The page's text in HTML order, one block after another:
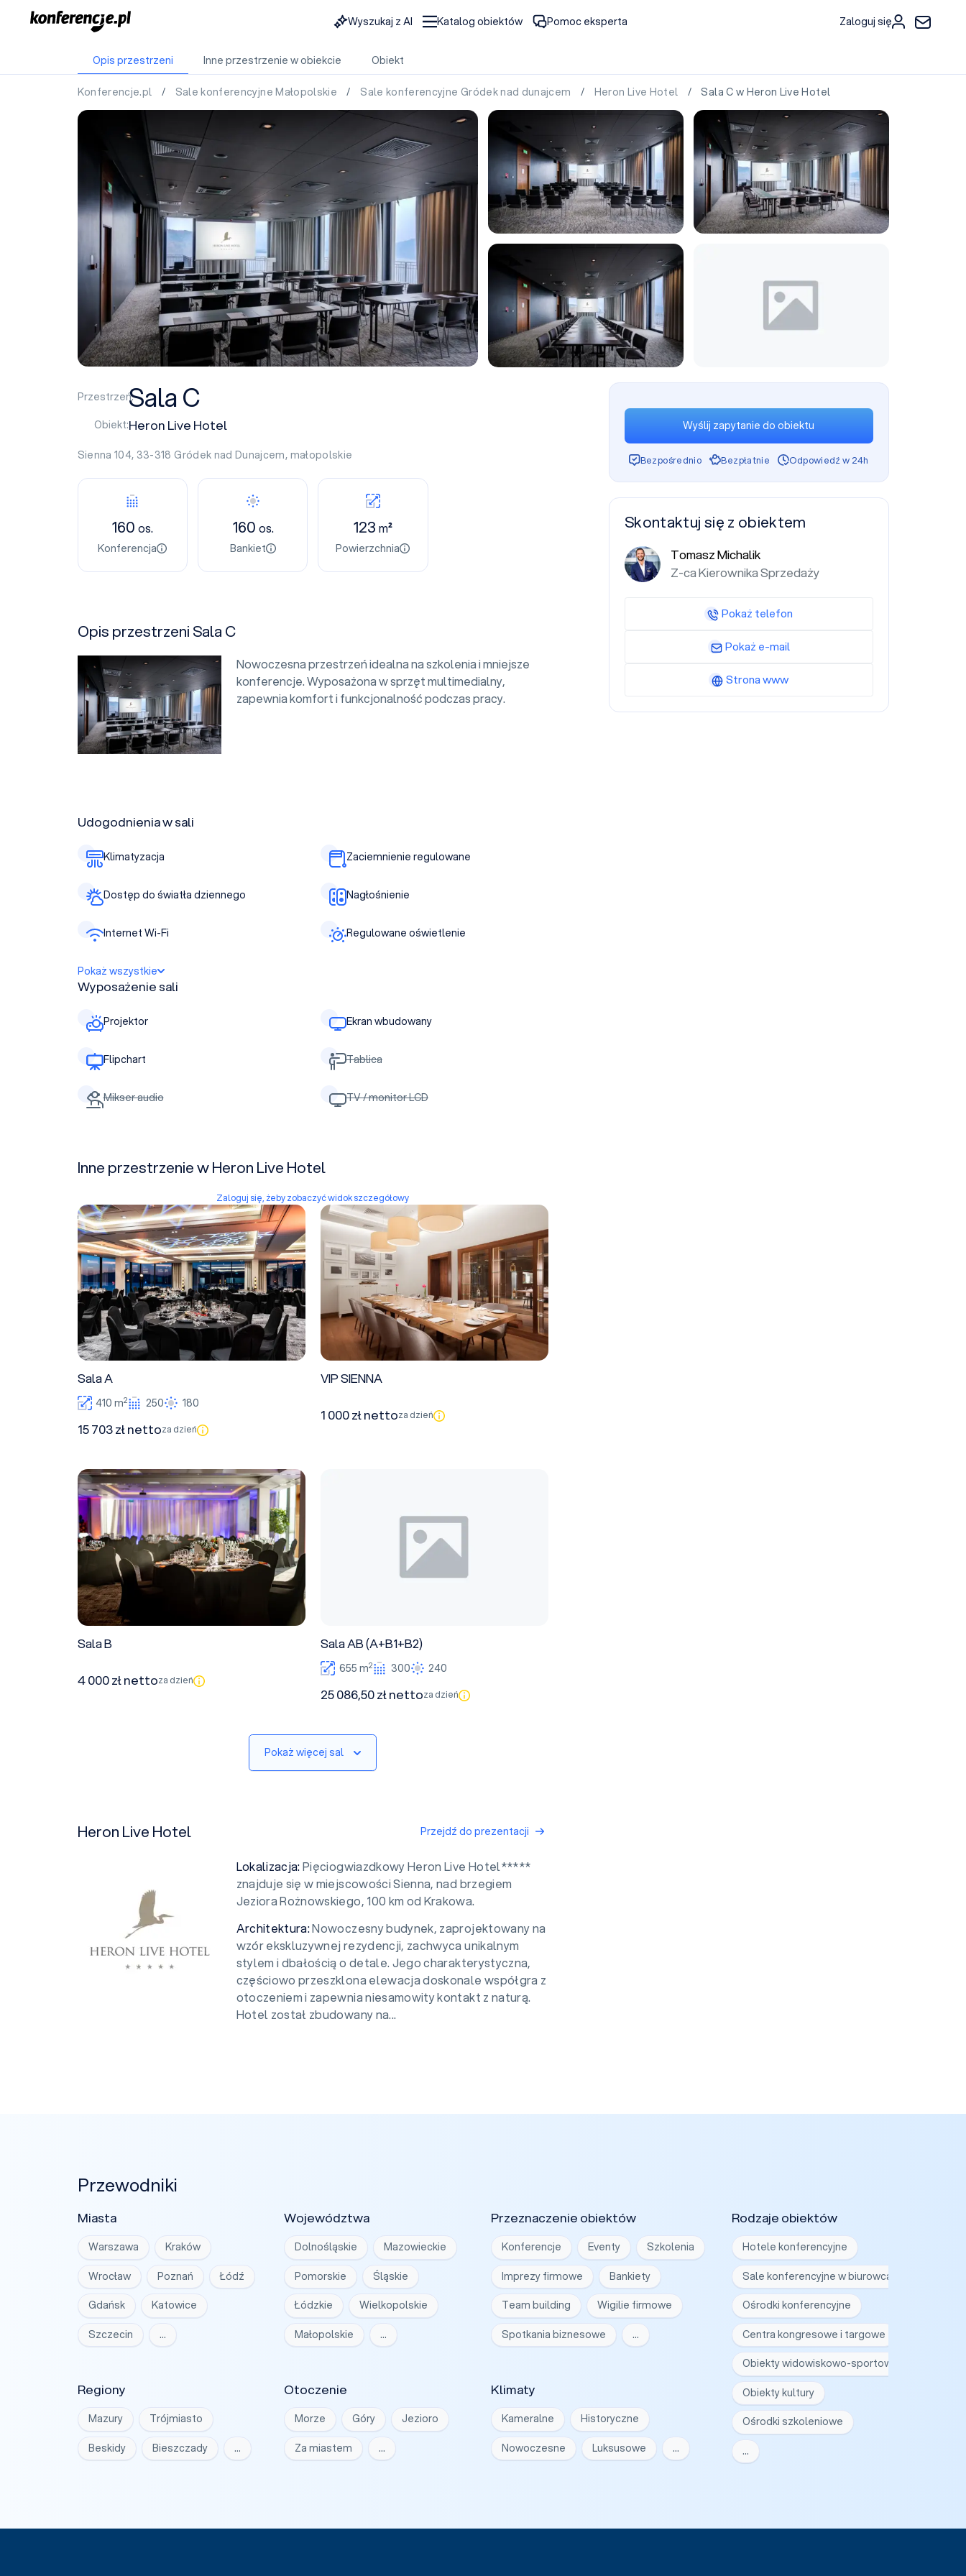
Wyszukaj z AI Katalog obiektów Pomoc eksperta Zaloguj się
Opis przestrzeni Inne przestrzenie w obiekcie Obiekt
Konferencje.pl / Sale konferencyjne Małopolskie / Sale konferencyjne Gródek nad dunajcem / Heron Live Hotel / Sala C w Heron Live Hotel
Przestrzeń:Sala C
Obiekt:Heron Live Hotel
Sienna 104, 33-318Gródek nad Dunajcem, małopolskie
160os.
Konferencja
160 os.
Bankiet
123m²
Powierzchnia
Opis przestrzeni Sala C
Nowoczesna przestrzeń idealna na szkolenia i mniejsze
konferencje. Wyposażona w sprzęt multimedialny,
zapewnia komfort i funkcjonalność podczas pracy.
Udogodnienia w sali
Klimatyzacja Zaciemnienie regulowane
Dostęp do światła dziennego Nagłośnienie
Internet Wi-Fi Regulowane oświetlenie
Pokaż wszystkie
Wyposażenie sali
Projektor Ekran wbudowany
Flipchart Tablica
Mikser audio TV / monitor LCD
Inne przestrzenie w Heron Live Hotel
Zaloguj się, żeby zobaczyć widok szczegółowy
Sala A
Sala A
410 m2 250 180
15 703 zł nettoza dzień
VIP SIENNA
VIP SIENNA
1 000 zł nettoza dzień
Sala B
Sala B
4 000 zł nettoza dzień
Sala AB (A+B1+B2)
655 m2 300 240
25 086,50 zł nettoza dzień
Pokaż więcej sal
Heron Live Hotel Przejdź do prezentacji
Lokalizacja:Pięciogwiazdkowy Heron Live Hotel*****
znajduje się w miejscowości Sienna, nad brzegiem
Jeziora Rożnowskiego, 100 km od Krakowa.
Architektura:Nowoczesny budynek, zaprojektowany na
wzór ekskluzywnej rezydencji, zachwyca unikalnym
stylem i dbałością o detale. Jego charakterystyczna,
częściowo przeszklona elewacja doskonale współgra z
otoczeniem i zapewnia niesamowity kontakt z naturą.
Hotel został zbudowany na...
Wyślij zapytanie do obiektu
Bezpośrednio Bezpłatnie Odpowiedź w 24h
Skontaktuj się z obiektem
Tomasz Michalik
Z-ca Kierownika Sprzedaży
Pokaż telefon
Pokaż e-mail
Strona www
Przewodniki
Miasta
Warszawa Kraków
Wrocław Poznań Łódź
Gdańsk Katowice
Szczecin …
Województwa
Dolnośląskie Mazowieckie
Pomorskie Śląskie
Łódzkie Wielkopolskie
Małopolskie …
Regiony
Mazury Trójmiasto
Beskidy Bieszczady …
Otoczenie
Morze Góry Jezioro
Za miastem …
Klimaty
Kameralne Historyczne
Nowoczesne Luksusowe …
Przeznaczenie obiektów
Konferencje Eventy Szkolenia
Imprezy firmowe Bankiety
Team building Wigilie firmowe
Spotkania biznesowe …
Rodzaje obiektów
Hotele konferencyjne
Sale konferencyjne w biurowcach
Ośrodki konferencyjne
Centra kongresowe i targowe
Obiekty widowiskowo-sportowe
Obiekty kultury
Ośrodki szkoleniowe
…